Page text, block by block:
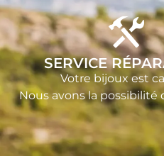
SERVICE
Votre bijoux est
Nous avons la possibilité